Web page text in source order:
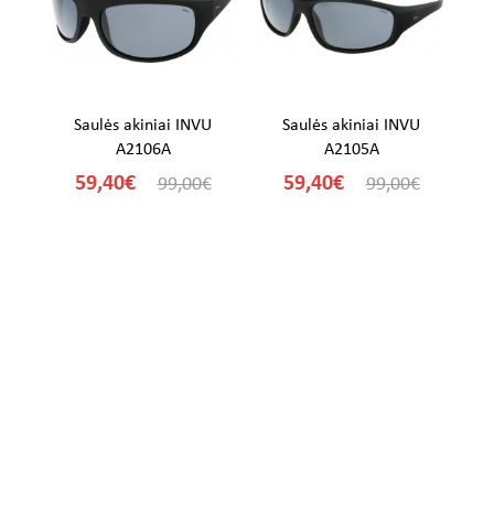
Saulės akiniai INVU
A2106A
59,40€ 99,00€
Saulės akiniai INVU
A2105A
59,40€ 99,00€